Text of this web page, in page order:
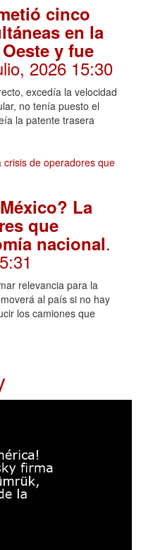
cinco
en la
y fue
2026 15:30
excedía la velocidad
no tenía puesto el
la patente trasera
La
que
nacional.
relevancia para la
al país si no hay
los camiones que